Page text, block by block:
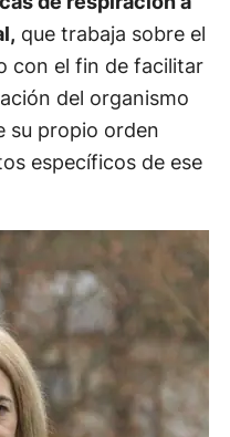
que trabaja sobre el
con el fin de facilitar
del organismo
su propio orden
específicos de ese